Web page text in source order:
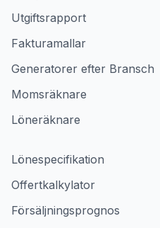
Utgiftsrapport
Fakturamallar
Generatorer efter Bransch
Momsräknare
Löneräknare
Lönespecifikation
Offertkalkylator
Försäljningsprognos